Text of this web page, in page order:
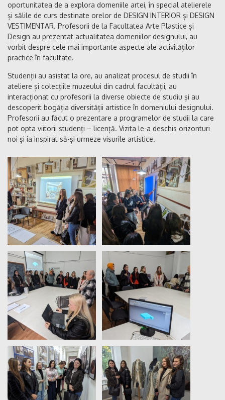
oportunitatea de a explora domeniile artei, în special atelierele
și sălile de curs destinate orelor de DESIGN INTERIOR și DESIGN
VESTIMENTAR. Profesorii de la Facultatea Arte Plastice și
Design au prezentat actualitatea domeniilor designului, au
vorbit despre cele mai importante aspecte ale activităților
practice în facultate.
Studenții au asistat la ore, au analizat procesul de studii în
ateliere și colecțiile muzeului din cadrul facultății, au
interacționat cu profesorii la diverse obiecte de studiu și au
descoperit bogăția diversității artistice în domeniului designului.
Profesorii au făcut o prezentare a programelor de studii la care
pot opta viitorii studenți – licență. Vizita le-a deschis orizonturi
noi și ia inspirat să-și urmeze visurile artistice.